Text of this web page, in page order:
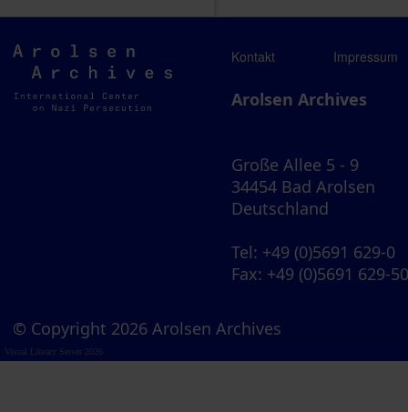
Arolsen
Archives
Kontakt Impressum
Arolsen Archives
Große Allee 5 - 9
34454 Bad Arolsen
Deutschland
Tel: +49 (0)5691 629-0
Fax: +49 (0)5691 629-
© Copyright 2026 Arolsen Archives
Visual Library Server 2026